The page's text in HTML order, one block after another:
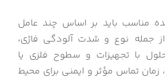
مناسب باید بر اساس چند عامل
جمله نوع و شدت آلودگی فاژی،
با تجهیزات و سطوح فلزی یا
زمان تماس مؤثر و ایمنی برای محیط